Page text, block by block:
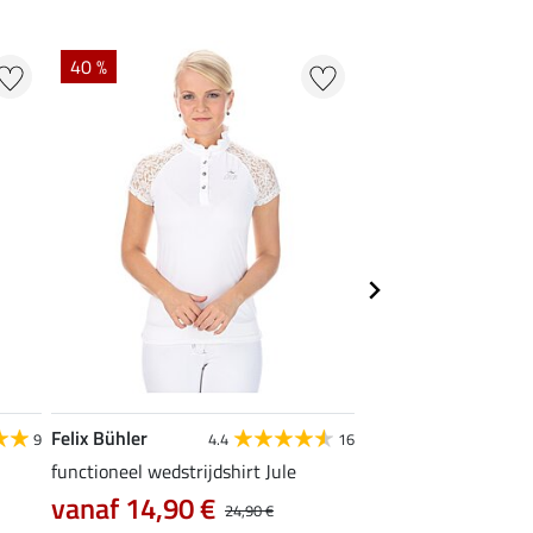
9
40 %
Felix Bühler 4.4 16
functioneel wedstrijdshirt Jule
24,90 €
vanaf 14,90 €